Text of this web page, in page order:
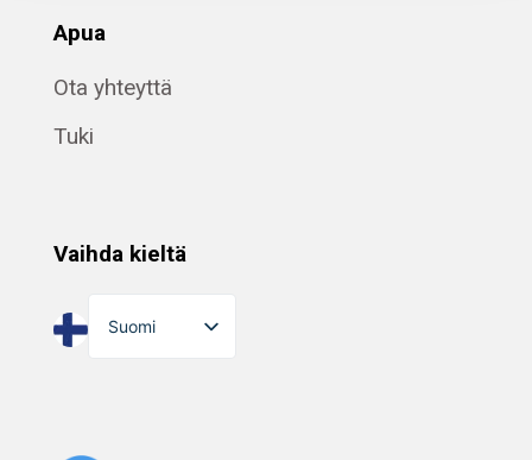
Apua
Ota yhteyttä
Tuki
Vaihda kieltä
Suomi